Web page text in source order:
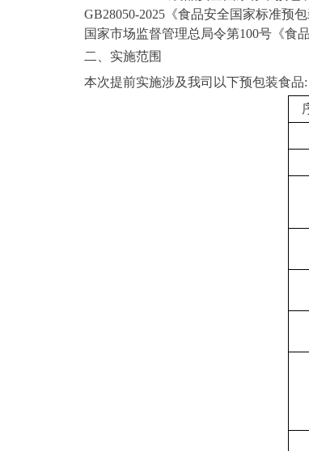
GB28050-2025《食品安全国家标准预
国家市场监督管理总局令第100号《食
二、 实施范围
本次提前实施涉及我司以下预包装食品: